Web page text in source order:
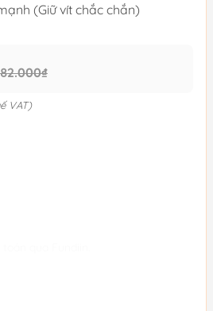
(Giữ vít chắc chắn)
VAT)